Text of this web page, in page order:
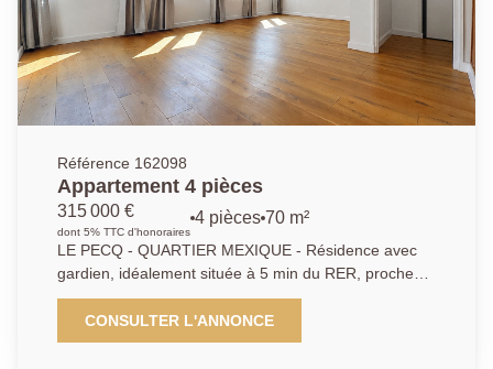
Référence 162098
Appartement 4 pièces
315 000 €
dont 5% TTC d'honoraires
4 pièces 70 m²
LE PECQ - QUARTIER MEXIQUE - Résidence avec
gardien, idéalement située à 5 min du RER, proche
des commerces et des écoles - Appartement 4 pièces
de 70.95m² au 4ème et dernier étage. Il se compose
d'une entrée avec placards, séjour, salle à manger
CONSULTER L'ANNONCE